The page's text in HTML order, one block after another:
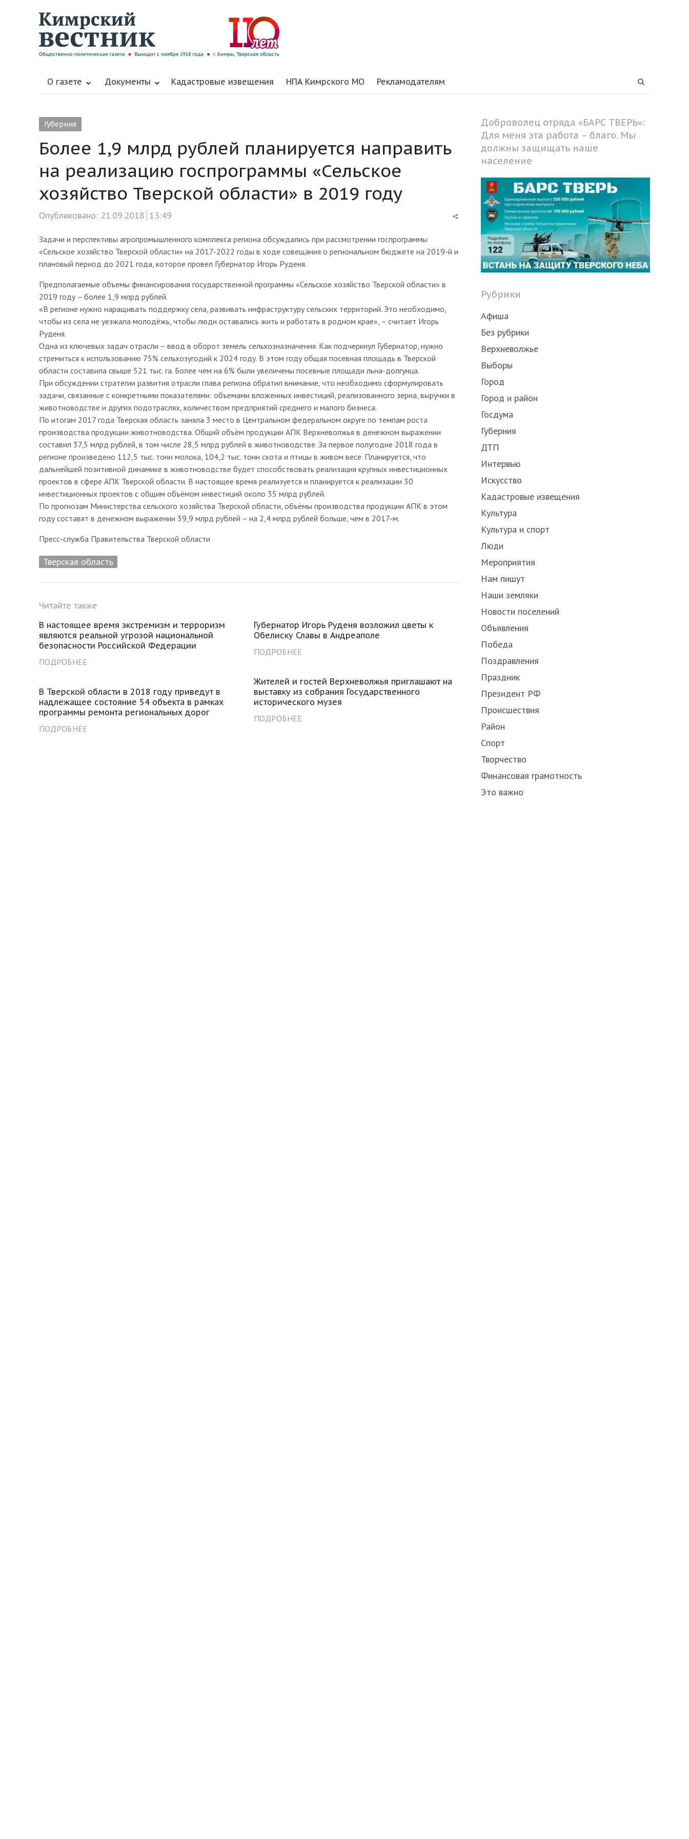
О газете Документы Кадастровые извещения НПА Кимрского МО Рекламодателям
Губерния
Более 1,9 млрд рублей планируется направить
на реализацию госпрограммы «Сельское
хозяйство Тверской области» в 2019 году
Опубликовано: 21.09.2018 13:49
Share
Задачи и перспективы агропромышленного комплекса региона обсуждались при рассмотрении госпрограммы
«Сельское хозяйство Тверской области» на 2017-2022 годы в ходе совещания о региональном бюджете на 2019-й и
плановый период до 2021 года, которое провел Губернатор Игорь Руденя.
Предполагаемые объемы финансирования государственной программы «Сельское хозяйство Тверской области» в
2019 году – более 1,9 млрд рублей.
«В регионе нужно наращивать поддержку села, развивать инфраструктуру сельских территорий. Это необходимо,
чтобы из села не уезжала молодёжь, чтобы люди оставались жить и работать в родном крае», – считает Игорь
Руденя.
Одна из ключевых задач отрасли – ввод в оборот земель сельхозназначения. Как подчеркнул Губернатор, нужно
стремиться к использованию 75% сельхозугодий к 2024 году. В этом году общая посевная площадь в Тверской
области составила свыше 521 тыс. га. Более чем на 6% были увеличены посевные площади льна-долгунца.
При обсуждении стратегии развития отрасли глава региона обратил внимание, что необходимо сформулировать
задачи, связанные с конкретными показателями: объемами вложенных инвестиций, реализованного зерна, выручки в
животноводстве и других подотраслях, количеством предприятий среднего и малого бизнеса.
По итогам 2017 года Тверская область заняла 3 место в Центральном федеральном округе по темпам роста
производства продукции животноводства. Общий объём продукции АПК Верхневолжья в денежном выражении
составил 37,5 млрд рублей, в том числе 28,5 млрд рублей в животноводстве. За первое полугодие 2018 года в
регионе произведено 112,5 тыс. тонн молока, 104,2 тыс. тонн скота и птицы в живом весе. Планируется, что
дальнейшей позитивной динамике в животноводстве будет способствовать реализация крупных инвестиционных
проектов в сфере АПК Тверской области. В настоящее время реализуется и планируется к реализации 30
инвестиционных проектов с общим объёмом инвестиций около 35 млрд рублей.
По прогнозам Министерства сельского хозяйства Тверской области, объёмы производства продукции АПК в этом
году составят в денежном выражении 39,9 млрд рублей – на 2,4 млрд рублей больше, чем в 2017-м.
Пресс-служба Правительства Тверской области
Тверская область
Читайте также
В настоящее время экстремизм и терроризм
являются реальной угрозой национальной
безопасности Российской Федерации
ПОДРОБНЕЕ
Губернатор Игорь Руденя возложил цветы к
Обелиску Славы в Андреаполе
ПОДРОБНЕЕ
Жителей и гостей Верхневолжья приглашают на
выставку из собрания Государственного
исторического музея
ПОДРОБНЕЕ
В Тверской области в 2018 году приведут в
надлежащее состояние 54 объекта в рамках
программы ремонта региональных дорог
ПОДРОБНЕЕ
Доброволец отряда «БАРС ТВЕРЬ»:
Для меня эта работа – благо. Мы
должны защищать наше
население
Рубрики
Афиша
Без рубрики
Верхневолжье
Выборы
Город
Город и район
Госдума
Губерния
ДТП
Интервью
Искусство
Кадастровые извещения
Культура
Культура и спорт
Люди
Мероприятия
Нам пишут
Наши земляки
Новости поселений
Объявления
Победа
Поздравления
Праздник
Президент РФ
Происшествия
Район
Спорт
Творчество
Финансовая грамотность
Это важно